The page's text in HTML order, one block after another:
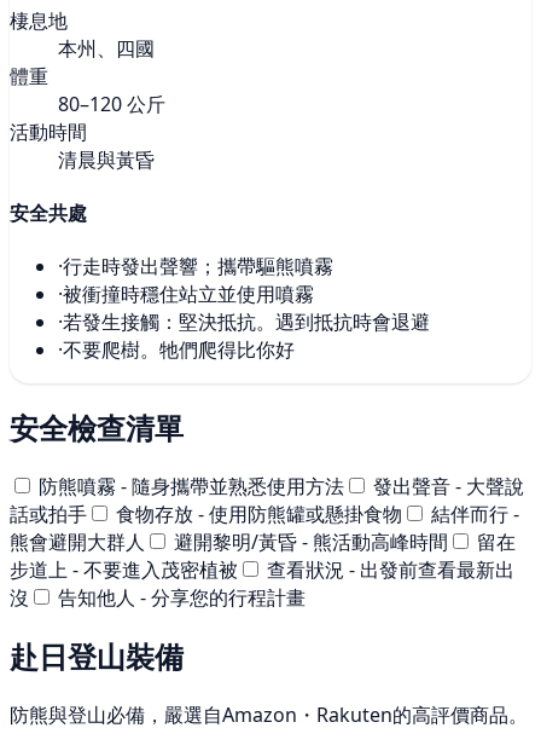
棲息地
本州、四國
體重
80–120 公斤
活動時間
清晨與黃昏
安全共處
·行走時發出聲響；攜帶驅熊噴霧
·被衝撞時穩住站立並使用噴霧
·若發生接觸：堅決抵抗。遇到抵抗時會退避
·不要爬樹。牠們爬得比你好
安全檢查清單
防熊噴霧 - 隨身攜帶並熟悉使用方法
發出聲音 - 大聲說
話或拍手
食物存放 - 使用防熊罐或懸掛食物
結伴而行 -
熊會避開大群人
避開黎明/黃昏 - 熊活動高峰時間
留在
步道上 - 不要進入茂密植被
查看狀況 - 出發前查看最新出
沒
告知他人 - 分享您的行程計畫
赴日登山裝備
防熊與登山必備，嚴選自Amazon・Rakuten的高評價商品。